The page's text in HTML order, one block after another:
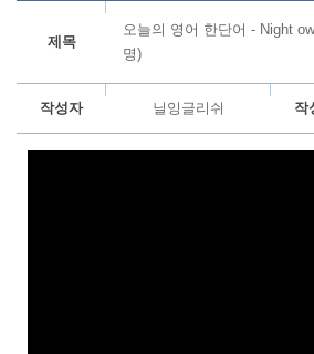
제목
오늘의 영어 한단어 - Night
명)
작성자 닐잉글리쉬 작